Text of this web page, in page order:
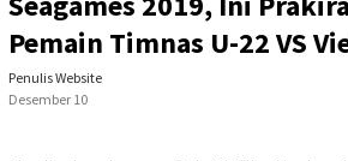
Pemain Timnas U-22 VS
Penulis Website
Desember 10